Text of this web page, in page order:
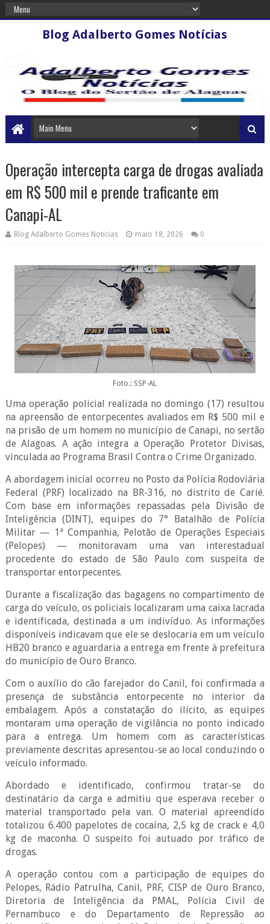
Blog Adalberto Gomes Notícias
Operação intercepta carga de drogas avaliada
em R$ 500 mil e prende traficante em
Canapi-AL
Blog Adalberto Gomes Noticias maio 18, 2026 0
Foto.: SSP-AL
Uma operação policial realizada no domingo (17) resultou
na apreensão de entorpecentes avaliados em R$ 500 mil e
na prisão de um homem no município de Canapi, no sertão
de Alagoas. A ação integra a Operação Protetor Divisas,
vinculada ao Programa Brasil Contra o Crime Organizado.
A abordagem inicial ocorreu no Posto da Polícia Rodoviária
Federal (PRF) localizado na BR-316, no distrito de Carié.
Com base em informações repassadas pela Divisão de
Inteligência (DINT), equipes do 7° Batalhão de Polícia
Militar — 1ª Companhia, Pelotão de Operações Especiais
(Pelopes) — monitoravam uma van interestadual
procedente do estado de São Paulo com suspeita de
transportar entorpecentes.
Durante a fiscalização das bagagens no compartimento de
carga do veículo, os policiais localizaram uma caixa lacrada
e identificada, destinada a um indivíduo. As informações
disponíveis indicavam que ele se deslocaria em um veículo
HB20 branco e aguardaria a entrega em frente à prefeitura
do município de Ouro Branco.
Com o auxílio do cão farejador do Canil, foi confirmada a
presença de substância entorpecente no interior da
embalagem. Após a constatação do ilícito, as equipes
montaram uma operação de vigilância no ponto indicado
para a entrega. Um homem com as características
previamente descritas apresentou-se ao local conduzindo o
veículo informado.
Abordado e identificado, confirmou tratar-se do
destinatário da carga e admitiu que esperava receber o
material transportado pela van. O material apreendido
totalizou 6.400 papelotes de cocaína, 2,5 kg de crack e 4,0
kg de maconha. O suspeito foi autuado por tráfico de
drogas.
A operação contou com a participação de equipes do
Pelopes, Rádio Patrulha, Canil, PRF, CISP de Ouro Branco,
Diretoria de Inteligência da PMAL, Polícia Civil de
Pernambuco e do Departamento de Repressão ao